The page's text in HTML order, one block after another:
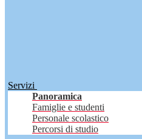
Servizi
Panoramica
Famiglie e studenti
Personale scolastico
Percorsi di studio